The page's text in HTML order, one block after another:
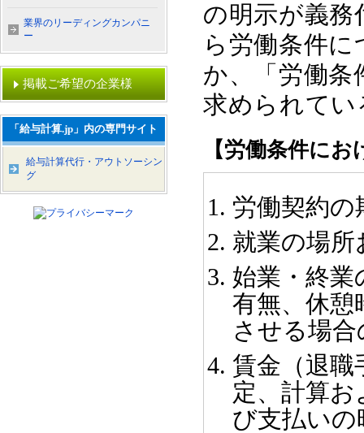
の明示が義務
ら労働条件
か、「労働条
求められてい
【労働条件に
労働契約の
就業の場
始業・終業
有無、休憩
させる場
賃金（退職
定、計算
び支払い
業界のリーディングカンパニ
ー
掲載ご希望の企業様
「給与計算.jp」内の専門サイト
給与計算代行・アウトソーシン
グ